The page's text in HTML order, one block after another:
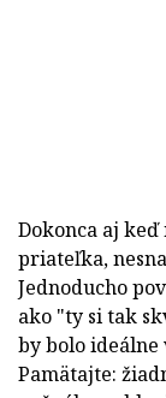
Dokonca aj
priateľka,
Jednoducho
ako "ty si tak
by bolo
Pamätajte: